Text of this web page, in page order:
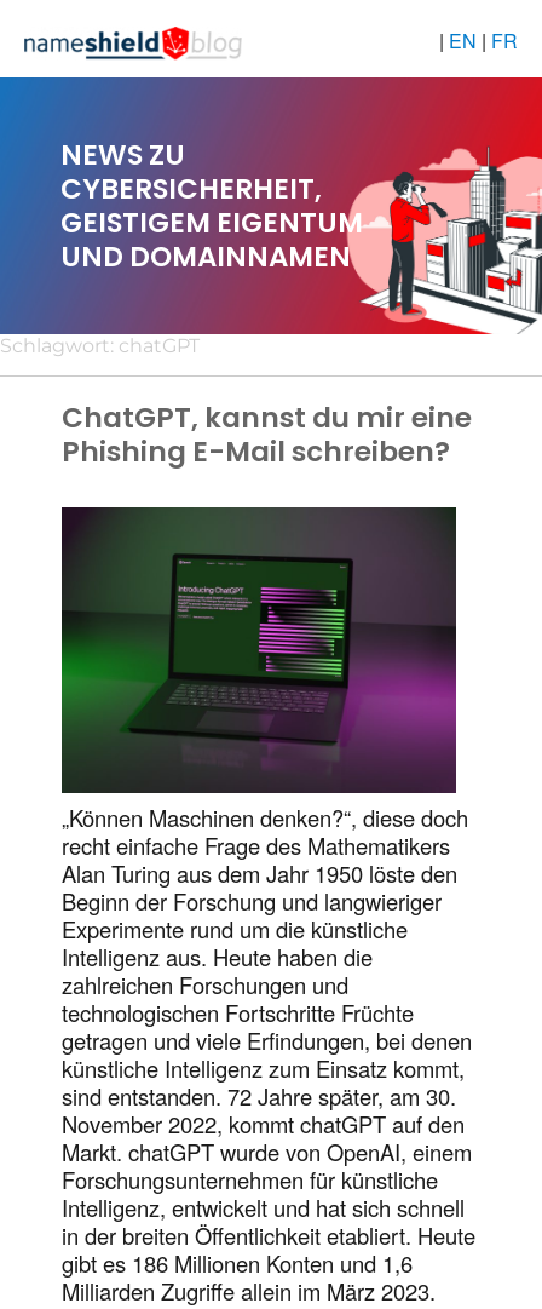
| EN | FR
NEWS ZU
CYBERSICHERHEIT,
GEISTIGEM EIGENTUM
UND DOMAINNAMEN
Schlagwort: chatGPT
ChatGPT, kannst du mir eine
Phishing E-Mail schreiben?
„Können Maschinen denken?“, diese doch
recht einfache Frage des Mathematikers
Alan Turing aus dem Jahr 1950 löste den
Beginn der Forschung und langwieriger
Experimente rund um die künstliche
Intelligenz aus. Heute haben die
zahlreichen Forschungen und
technologischen Fortschritte Früchte
getragen und viele Erfindungen, bei denen
künstliche Intelligenz zum Einsatz kommt,
sind entstanden. 72 Jahre später, am 30.
November 2022, kommt chatGPT auf den
Markt. chatGPT wurde von OpenAI, einem
Forschungsunternehmen für künstliche
Intelligenz, entwickelt und hat sich schnell
in der breiten Öffentlichkeit etabliert. Heute
gibt es 186 Millionen Konten und 1,6
Milliarden Zugriffe allein im März 2023.